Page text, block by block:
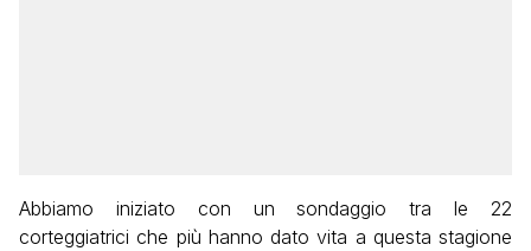
Abbiamo iniziato con un sondaggio tra le 22
corteggiatrici che più hanno dato vita a questa stagione